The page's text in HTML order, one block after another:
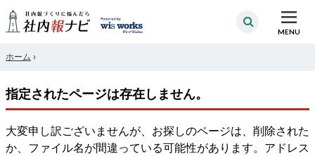
MENU
ホーム ›
指定されたページは存在しません。
大変申し訳ございませんが、お探しのページは、削除された
か、ファイル名が間違っている可能性があります。アドレス